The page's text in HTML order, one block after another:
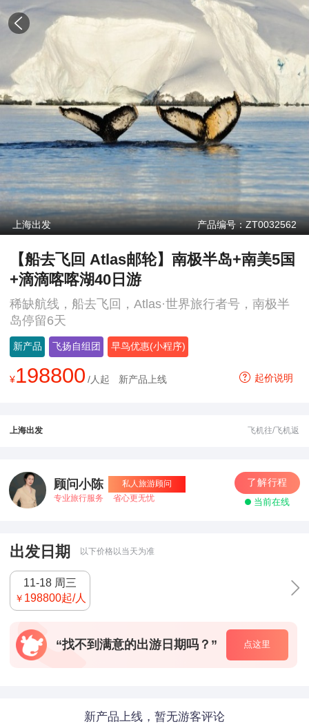
上海出发 产品编号：ZT0032562
【船去飞回 Atlas邮轮】南极半岛+南美5国
+滴滴喀喀湖40日游
稀缺航线，船去飞回，Atlas·世界旅行者号，南极半
岛停留6天
新产品 飞扬自组团 早鸟优惠(小程序)
¥198800 /人起 新产品上线 起价说明
上海出发 飞机往/飞机返
顾问小陈
私人旅游顾问
专业旅行服务
省心更无忧
了解行程
当前在线
出发日期 以下价格以当天为准
11-18 周三
￥ 198800起/人
“找不到满意的出游日期吗？” 点这里
新产品上线，暂无游客评论